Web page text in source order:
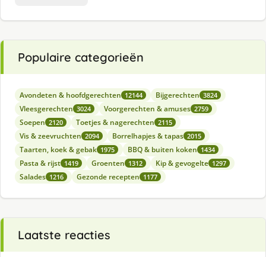
Populaire categorieën
Avondeten & hoofdgerechten 12144 Bijgerechten 3824
Vleesgerechten 3024 Voorgerechten & amuses 2759
Soepen 2120 Toetjes & nagerechten 2115
Vis & zeevruchten 2094 Borrelhapjes & tapas 2015
Taarten, koek & gebak 1975 BBQ & buiten koken 1434
Pasta & rijst 1419 Groenten 1312 Kip & gevogelte 1297
Salades 1216 Gezonde recepten 1177
Laatste reacties